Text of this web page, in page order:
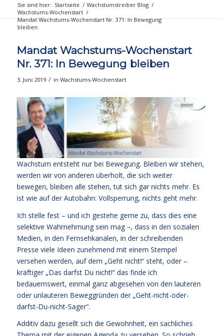
Sie sind hier: Startseite / Wachstumstreiber Blog /
Wachstums-Wochenstart /
Mandat Wachstums-Wochenstart Nr. 371: In Bewegung
bleiben
Mandat Wachstums-Wochenstart
Nr. 371: In Bewegung bleiben
3. Juni 2019 / in Wachstums-Wochenstart
Wachstum entsteht nur bei Bewegung. Bleiben wir stehen,
werden wir von anderen überholt, die sich weiter
bewegen, bleiben alle stehen, tut sich gar nichts mehr. Es
ist wie auf der Autobahn: Vollsperrung, nichts geht mehr.
Ich stelle fest – und ich gestehe gerne zu, dass dies eine
selektive Wahrnehmung sein mag –, dass in den sozialen
Medien, in den Fernsehkanälen, in der schreibenden
Presse viele Ideen zunehmend mit einem Stempel
versehen werden, auf dem „Geht nicht!“ steht, oder –
kräftiger „Das darfst Du nicht!“ das finde ich
bedauernswert, einmal ganz abgesehen von den lauteren
oder unlauteren Beweggründen der „Geht-nicht-oder-
darfst-Du-nicht-Sager“.
Additiv dazu gesellt sich die Gewohnheit, ein sachliches